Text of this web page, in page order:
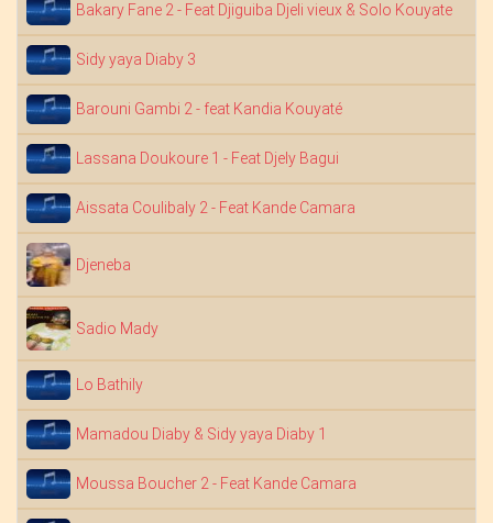
Bakary Fane 2 - Feat Djiguiba Djeli vieux & Solo Kouyate
Sidy yaya Diaby 3
Barouni Gambi 2 - feat Kandia Kouyaté
Lassana Doukoure 1 - Feat Djely Bagui
Aissata Coulibaly 2 - Feat Kande Camara
Djeneba
Sadio Mady
Lo Bathily
Mamadou Diaby & Sidy yaya Diaby 1
Moussa Boucher 2 - Feat Kande Camara